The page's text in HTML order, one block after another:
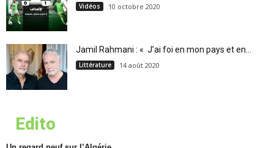
Vidéos 10 octobre 2020
Jamil Rahmani : « J’ai foi en mon pays et en...
Littérature 14 août 2020
Edito